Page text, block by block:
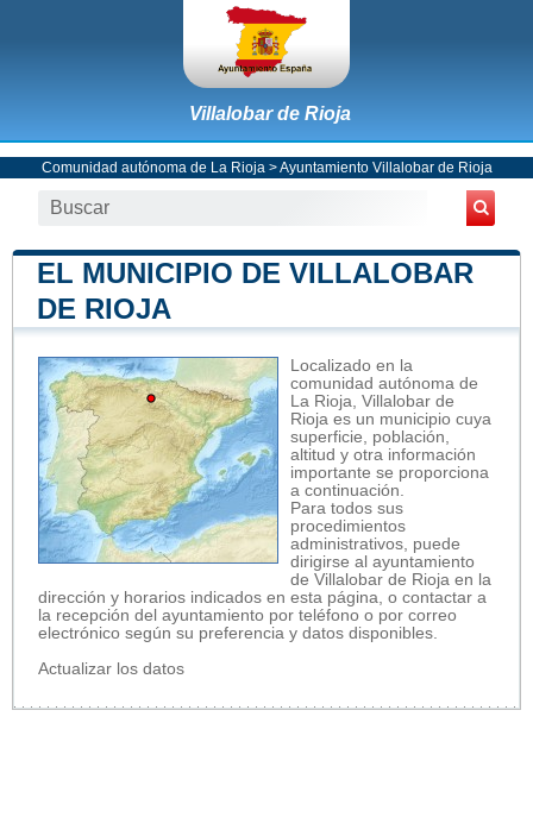
Villalobar de Rioja
Comunidad autónoma de La Rioja >Ayuntamiento Villalobar de Rioja
EL MUNICIPIO DE VILLALOBAR
DE RIOJA
Localizado en la
comunidad autónoma de
La Rioja, Villalobar de
Rioja es un municipio cuya
superficie, población,
altitud y otra información
importante se proporciona
a continuación.
Para todos sus
procedimientos
administrativos, puede
dirigirse al ayuntamiento
de Villalobar de Rioja en la
dirección y horarios indicados en esta página, o contactar a
la recepción del ayuntamiento por teléfono o por correo
electrónico según su preferencia y datos disponibles.
Actualizar los datos